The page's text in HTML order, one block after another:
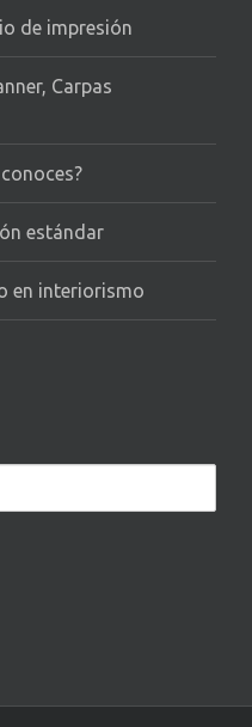
de impresión
Carpas
estándar
en interiorismo